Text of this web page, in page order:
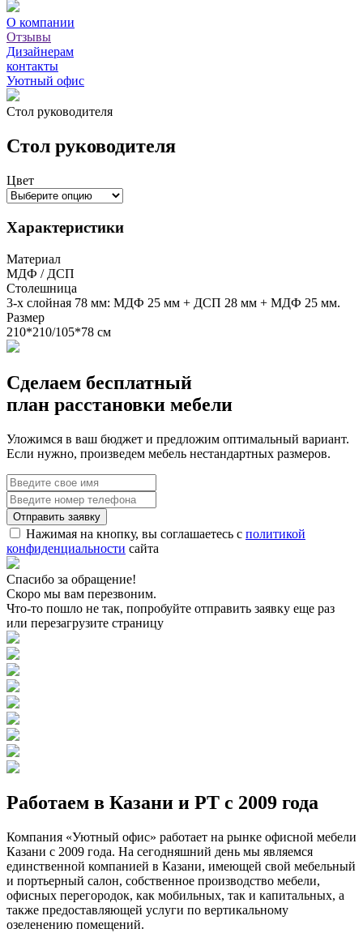
О компании
Отзывы
Дизайнерам
контакты
Уютный офис
Стол руководителя
Стол руководителя
Цвет
Характеристики
Материал
МДФ / ДСП
Столешница
3-х слойная 78 мм: МДФ 25 мм + ДСП 28 мм + МДФ 25 мм.
Размер
210*210/105*78 см
Сделаем бесплатный
план расстановки мебели
Уложимся в ваш бюджет и предложим оптимальный вариант.
Если нужно, произведем мебель нестандартных размеров.
Нажимая на кнопку, вы соглашаетесь с политикой
конфиденциальности сайта
Спасибо за обращение!
Скоро мы вам перезвоним.
Что-то пошло не так, попробуйте отправить заявку еще раз
или перезагрузите страницу
Работаем в Казани и РТ с 2009 года
Компания «Уютный офис» работает на рынке офисной мебели
Казани с 2009 года. На сегодняшний день мы являемся
единственной компанией в Казани, имеющей свой мебельный
и портьерный салон, собственное производство мебели,
офисных перегородок, как мобильных, так и капитальных, а
также предоставляющей услуги по вертикальному
озеленению помещений.